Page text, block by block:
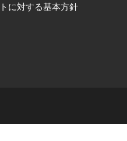
に対する基本方針